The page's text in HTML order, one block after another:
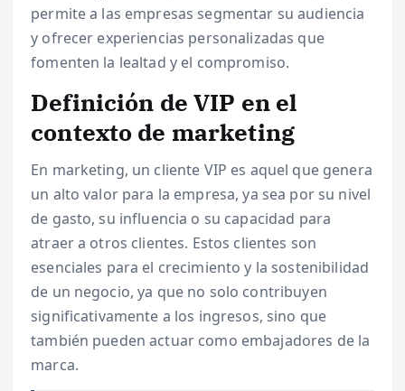
permite a las empresas segmentar su audiencia
y ofrecer experiencias personalizadas que
fomenten la lealtad y el compromiso.
Definición de VIP en el
contexto de marketing
En marketing, un cliente VIP es aquel que genera
un alto valor para la empresa, ya sea por su nivel
de gasto, su influencia o su capacidad para
atraer a otros clientes. Estos clientes son
esenciales para el crecimiento y la sostenibilidad
de un negocio, ya que no solo contribuyen
significativamente a los ingresos, sino que
también pueden actuar como embajadores de la
marca.